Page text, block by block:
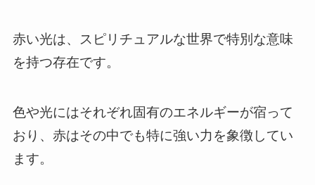
赤い光は、スピリチュアルな世界で特別な意味
を持つ存在です。
色や光にはそれぞれ固有のエネルギーが宿って
おり、赤はその中でも特に強い力を象徴してい
ます。